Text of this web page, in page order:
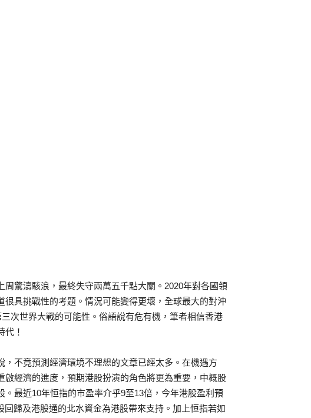
驚濤駭浪，最終失守兩萬五千點大關。2020年對各國領
具挑戰性的考題。情況可能變得更壞，全球最大的對沖
次世界大戰的可能性。俗語說有危有機，筆者相信香港
代！
不竟預測經濟環境不理想的文章已經太多。在機遇方
經濟的進度，預期港股扮演的角色將更為重要，中概股
最近10年恒指的市盈率介乎9至13倍，今年港股盈利預
歸及港股通的北水資金為港股帶來支持。加上恒指若如